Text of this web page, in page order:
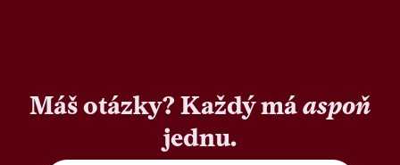
Máš otázky? Každý máaspoň
jednu.